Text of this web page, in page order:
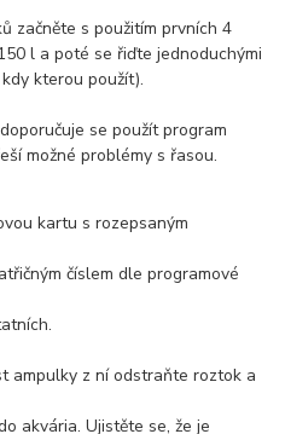
začněte s použitím prvních 4
l a poté se řiďte jednoduchými
kterou použít).
se použít program
možné problémy s řasou.
kartu s rozepsaným
číslem dle programové
ampulky z ní odstraňte roztok a
akvária. Ujistěte se, že je